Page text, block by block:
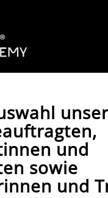
und
sowie
und